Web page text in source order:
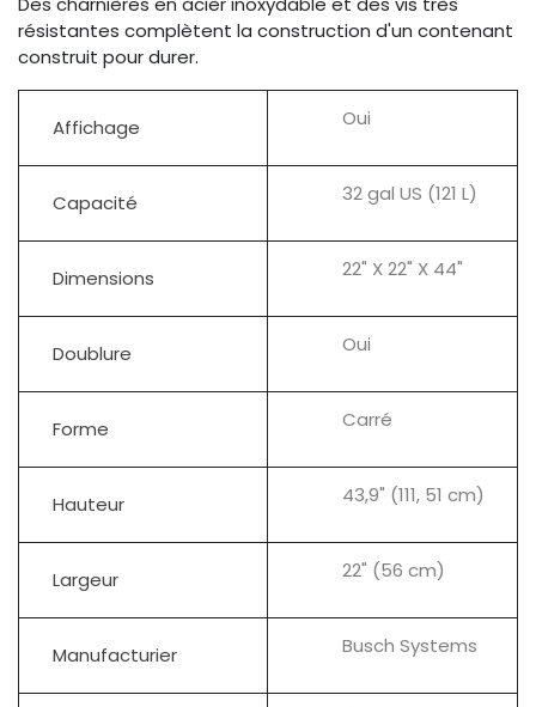
résistantes complètent la construction d'un contenant
construit pour durer.
Affichage Oui
Capacité 32 gal US (121 L)
Dimensions 22" X 22" X 44"
Doublure Oui
Forme Carré
Hauteur 43,9" (111, 51 cm)
Largeur 22" (56 cm)
Manufacturier Busch Systems